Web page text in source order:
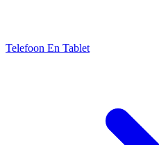
Telefoon En Tablet